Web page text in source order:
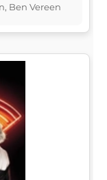
Ben Vereen